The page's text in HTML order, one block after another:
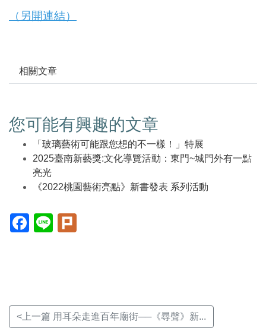
（另開連結）
相關文章
您可能有興趣的文章
「玻璃藝術可能跟您想的不一樣！」特展
2025臺南新藝獎:文化導覽活動：東門~城門外有一點
亮光
《2022桃園藝術亮點》新書發表 系列活動
Facebook(另
開
Line(另
開
<上一篇 用耳朵走進百年廟街──《尋聲》新...